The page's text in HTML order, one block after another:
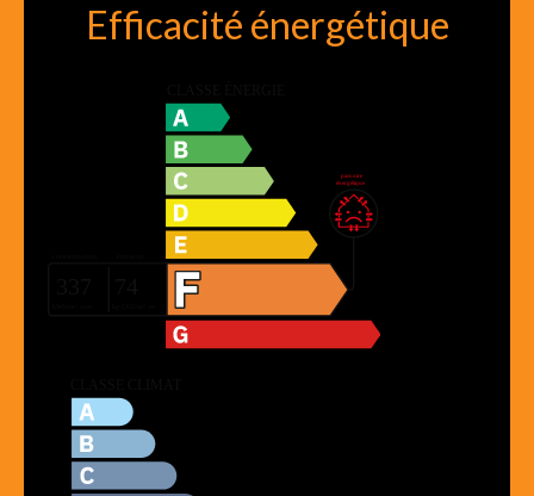
Efficacité énergétique